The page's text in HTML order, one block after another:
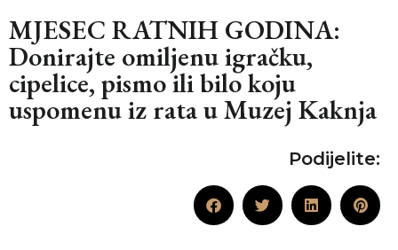
MJESEC RATNIH GODINA:
Donirajte omiljenu igračku,
cipelice, pismo ili bilo koju
uspomenu iz rata u Muzej Kaknja
Podijelite: